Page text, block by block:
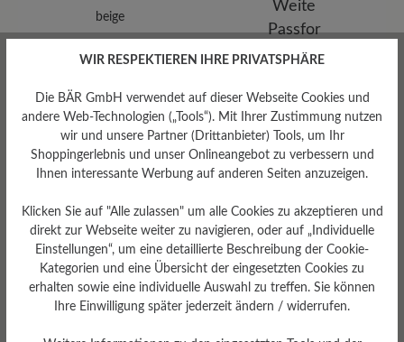
beige
Passform
Comfort - Weite Passform
(H) - Für normale bis kräftige
Füße
WIR RESPEKTIEREN IHRE PRIVATSPHÄRE
Die BÄR GmbH verwendet auf dieser Webseite Cookies und
andere Web-Technologien („Tools“). Mit Ihrer Zustimmung nutzen
wir und unsere Partner (Drittanbieter) Tools, um Ihr
Shoppingerlebnis und unser Onlineangebot zu verbessern und
Ihnen interessante Werbung auf anderen Seiten anzuzeigen.
Klicken Sie auf "Alle zulassen" um alle Cookies zu akzeptieren und
direkt zur Webseite weiter zu navigieren, oder auf „Individuelle
Einstellungen“, um eine detaillierte Beschreibung der Cookie-
Kategorien und eine Übersicht der eingesetzten Cookies zu
erhalten sowie eine individuelle Auswahl zu treffen. Sie können
Ihre Einwilligung später jederzeit ändern / widerrufen.